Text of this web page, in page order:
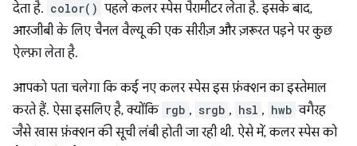
देता है. color() पहले कलर स्पेस पैरामीटर लेता है. इसके बाद,
आरजीबी के लिए चैनल वैल्यू की एक सीरीज़ और ज़रूरत पड़ने पर कुछ
ऐल्फ़ा लेता है.
आपको पता चलेगा कि कई नए कलर स्पेस इस फ़ंक्शन का इस्तेमाल
करते हैं. ऐसा इसलिए है, क्योंकि rgb , srgb , hsl , hwb वगैरह
जैसे खास फ़ंक्शन की सूची लंबी होती जा रही थी. ऐसे में, कलर स्पेस को